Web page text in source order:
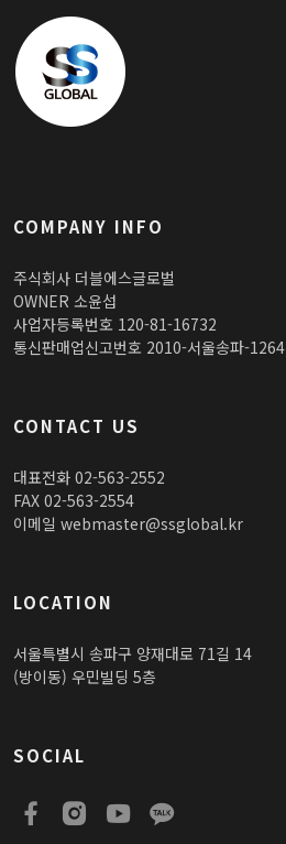
COMPANY INFO
주식회사 더블에스글로벌
OWNER 소윤섭
사업자등록번호 120-81-16732
통신판매업신고번호 2010-서울송파-1264
CONTACT US
대표전화 02-563-2552
FAX 02-563-2554
이메일 webmaster@ssglobal.kr
LOCATION
서울특별시 송파구 양재대로 71길 14
(방이동) 우민빌딩 5층
SOCIAL